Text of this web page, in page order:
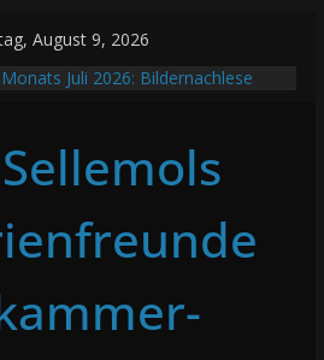
August 9, 2026
Juli 2026: Bildernachlese
– Stammtisch August 2026
August 2026: Familie Wothe